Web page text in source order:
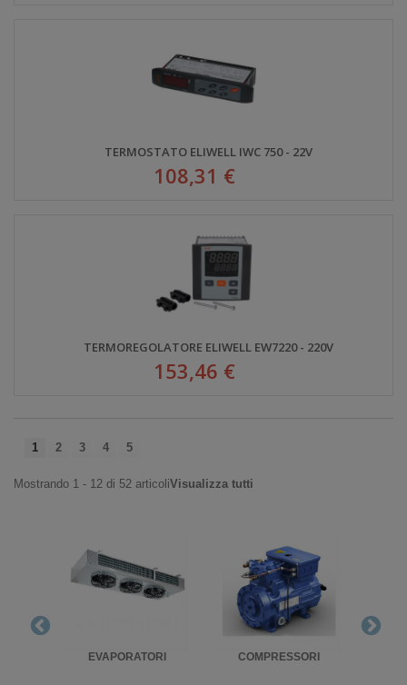
TERMOSTATO ELIWELL IWC 750 - 22V
108,31 €
TERMOREGOLATORE ELIWELL EW7220 - 220V
153,46 €
1 2 3 4 5
Mostrando 1 - 12 di 52 articoliVisualizza tutti
EVAPORATORI COMPRESSORI